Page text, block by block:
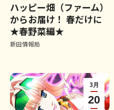
ハッピー畑（ファーム）
からお届け！ 春だけに
★春野菜編★
新田情報局
3月
20